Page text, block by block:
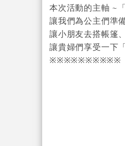
本次活動的主軸 ~
讓我們為公主們準
讓小朋友去搭帳篷
讓貴婦們享受一下
※※※※※※※※※※